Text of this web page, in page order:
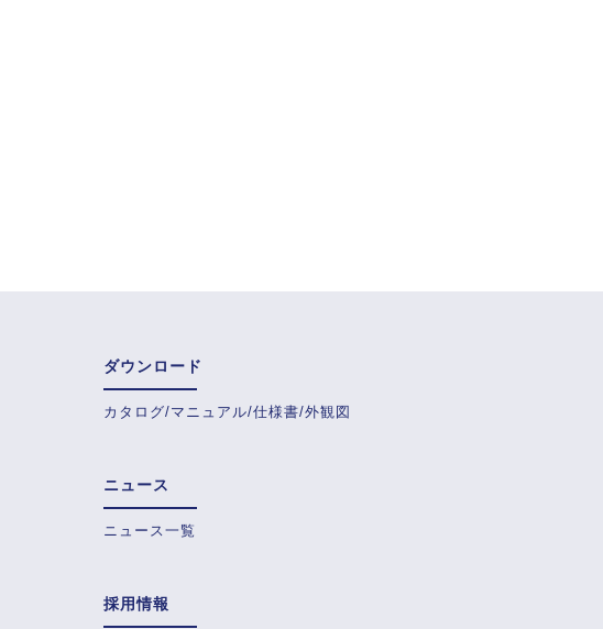
ダウンロード
カタログ/マニュアル/仕様書/外観図
ニュース
ニュース一覧
採用情報